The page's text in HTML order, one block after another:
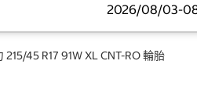
2026/08/03-
215/45 R17 91W XL CNT-RO 輪胎